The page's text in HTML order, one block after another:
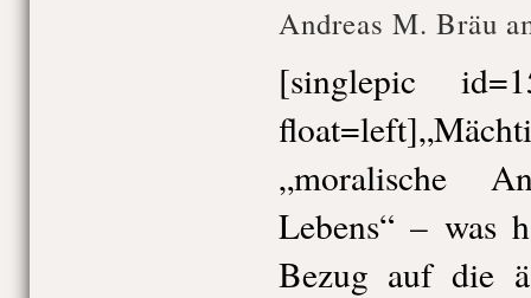
Andreas M. Bräu
[singlepic
„moralische
Lebens“ – was
Bezug auf die